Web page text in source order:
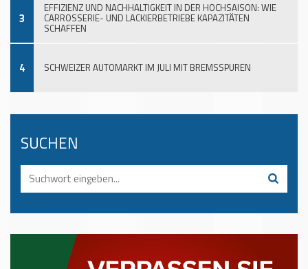
3
EFFIZIENZ UND NACHHALTIGKEIT IN DER HOCHSAISON: WIE
CARROSSERIE- UND LACKIERBETRIEBE KAPAZITÄTEN
SCHAFFEN
4 SCHWEIZER AUTOMARKT IM JULI MIT BREMSSPUREN
SUCHEN